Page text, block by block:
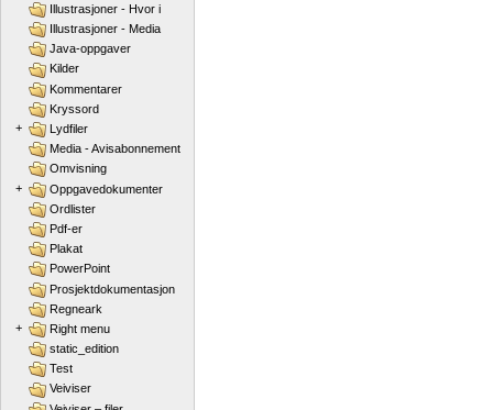
Illustrasjoner - Hvor i
Illustrasjoner - Media
Java-oppgaver
Kilder
Kommentarer
Kryssord
+
Lydfiler
Media - Avisabonnement
Omvisning
+
Oppgavedokumenter
Ordlister
Pdf-er
Plakat
PowerPoint
Prosjektdokumentasjon
Regneark
+
Right menu
static_edition
Test
Veiviser